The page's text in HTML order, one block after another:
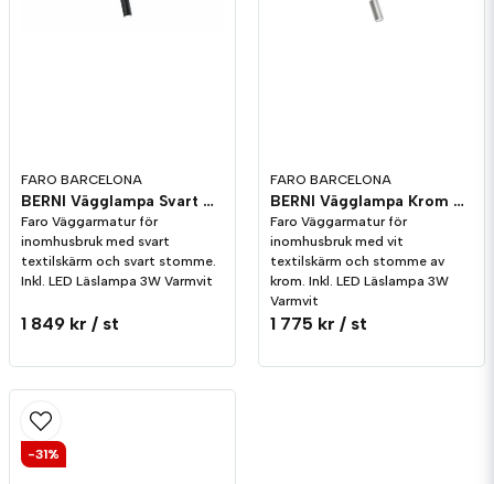
FARO BARCELONA
BERNI Vägglampa Svart Med Läslampa
Faro Väggarmatur för
inomhusbruk med svart
textilskärm och svart stomme.
Inkl. LED Läslampa 3W Varmvit
1 849 kr / st
FARO BARCELONA
BERNI Vägglampa Krom Med Läslampa
Faro Väggarmatur för
inomhusbruk med vit
textilskärm och stomme av
krom. Inkl. LED Läslampa 3W
Varmvit
1 775 kr / st
-31%